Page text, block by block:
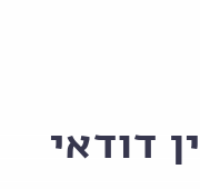
דודאי